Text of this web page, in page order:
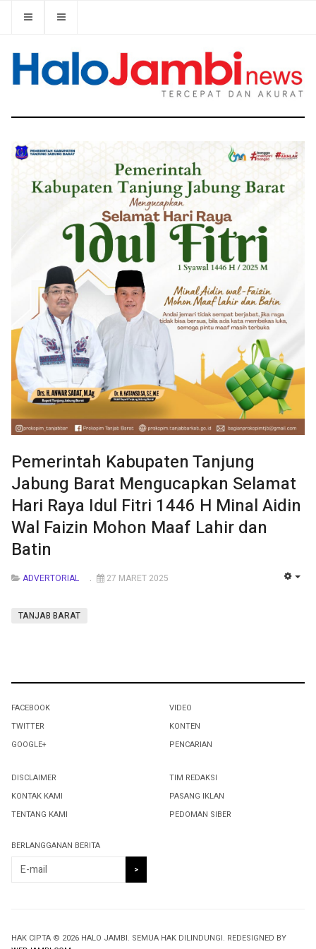
Pemerintah Kabupaten Tanjung
Jabung Barat Mengucapkan Selamat
Hari Raya Idul Fitri 1446 H Minal Aidin
Wal Faizin Mohon Maaf Lahir dan
Batin
ADVERTORIAL 27 MARET 2025
TANJAB BARAT
FACEBOOK
TWITTER
GOOGLE+
VIDEO
KONTEN
PENCARIAN
DISCLAIMER
KONTAK KAMI
TENTANG KAMI
TIM REDAKSI
PASANG IKLAN
PEDOMAN SIBER
BERLANGGANAN BERITA
HAK CIPTA © 2026 HALO JAMBI. SEMUA HAK DILINDUNGI. REDESIGNED BY